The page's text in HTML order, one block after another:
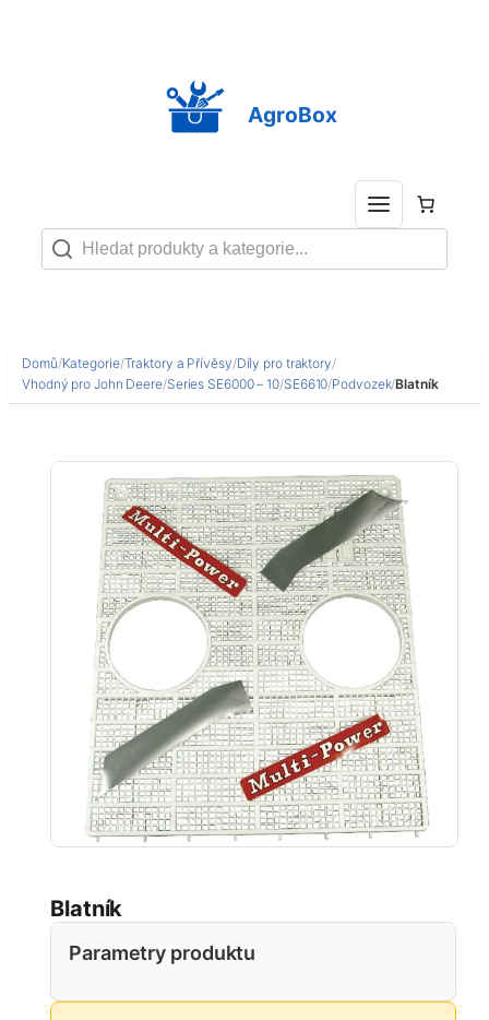
AgroBox
Domů/Kategorie/Traktory a Přívěsy/Díly pro traktory/
Vhodný pro John Deere/Series SE6000 – 10/SE6610/Podvozek/Blatník
Blatník
Parametry produktu